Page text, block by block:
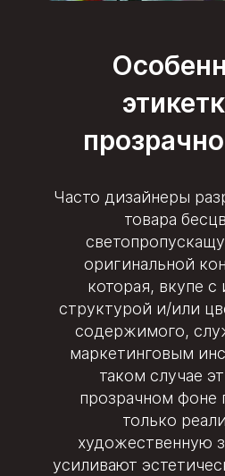
Часто дизайнеры
товара
оригинальной
которая, вкупе с
структурой и/или
содержимого,
маркетинговым
таком случае
прозрачном фоне
только
художественную
усиливают